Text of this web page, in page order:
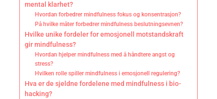
mental klarhet?
Hvordan forbedrer mindfulness fokus og konsentrasjon?
På hvilke måter forbedrer mindfulness beslutningsevnen?
Hvilke unike fordeler for emosjonell motstandskraft
gir mindfulness?
Hvordan hjelper mindfulness med å håndtere angst og
stress?
Hvilken rolle spiller mindfulness i emosjonell regulering?
Hva er de sjeldne fordelene med mindfulness i bio-
hacking?